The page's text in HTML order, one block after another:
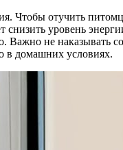
Чтобы отучить
уровень
не наказывать
в домашних условиях.